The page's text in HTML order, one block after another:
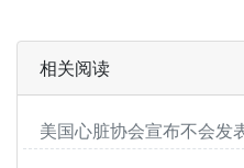
相关阅读
美国心脏协会宣布不会发